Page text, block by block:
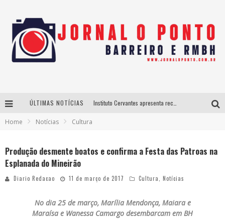
ÚLTIMAS NOTÍCIAS
Home Notícias Cultura
Produção desmente boatos e confirma a Festa das Patroas na
Esplanada do Mineirão
Diario Redacao 11 de março de 2017 Cultura Notícias
No dia 25 de março, Marília Mendonça, Maiara e
Maraísa e Wanessa Camargo desembarcam em BH